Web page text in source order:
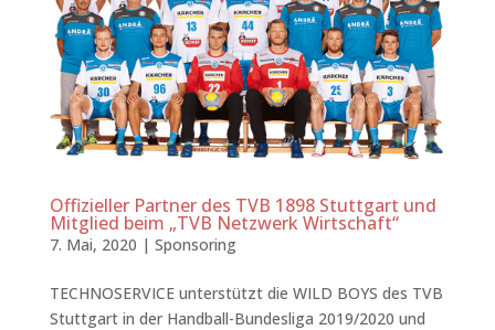
Offizieller Partner des TVB 1898 Stuttgart und
Mitglied beim „TVB Netzwerk Wirtschaft“
7. Mai, 2020 | Sponsoring
TECHNOSERVICE unterstützt die WILD BOYS des TVB
Stuttgart in der Handball-Bundesliga 2019/2020 und